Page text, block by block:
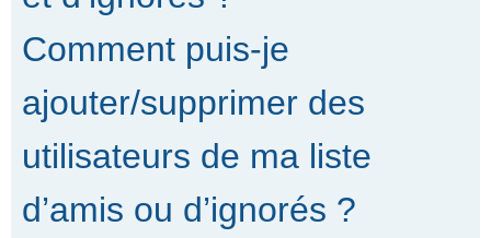
Comment puis-je
ajouter/supprimer des
utilisateurs de ma liste
d’amis ou d’ignorés ?